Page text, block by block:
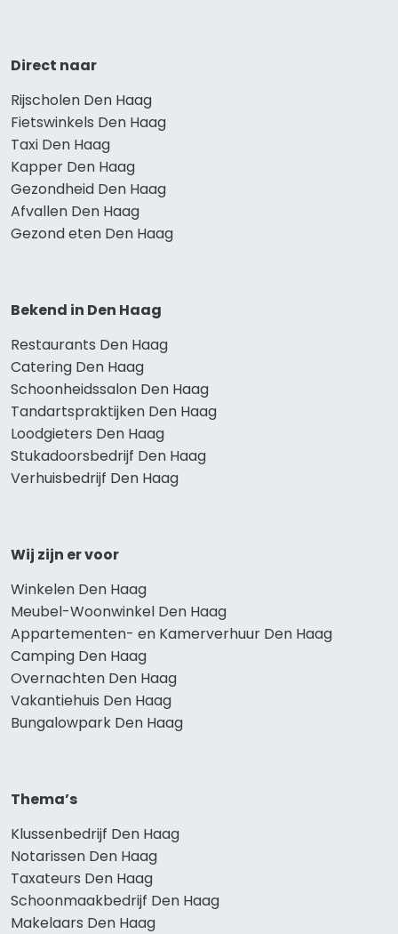
Direct naar
Rijscholen Den Haag
Fietswinkels Den Haag
Taxi Den Haag
Kapper Den Haag
Gezondheid Den Haag
Afvallen Den Haag
Gezond eten Den Haag
Bekend in Den Haag
Restaurants Den Haag
Catering Den Haag
Schoonheidssalon Den Haag
Tandartspraktijken Den Haag
Loodgieters Den Haag
Stukadoorsbedrijf Den Haag
Verhuisbedrijf Den Haag
Wij zijn er voor
Winkelen Den Haag
Meubel-Woonwinkel Den Haag
Appartementen- en Kamerverhuur Den Haag
Camping Den Haag
Overnachten Den Haag
Vakantiehuis Den Haag
Bungalowpark Den Haag
Thema’s
Klussenbedrijf Den Haag
Notarissen Den Haag
Taxateurs Den Haag
Schoonmaakbedrijf Den Haag
Makelaars Den Haag